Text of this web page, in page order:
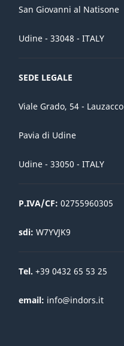
San Giovanni al Natisone
Udine - 33048 - ITALY
SEDE LEGALE
Viale Grado, 54 - Lauzacco
Pavia di Udine
Udine - 33050 - ITALY
P.IVA/CF: 02755960305
sdi: W7YVJK9
Tel. +39 0432 65 53 25
email: info@indors.it